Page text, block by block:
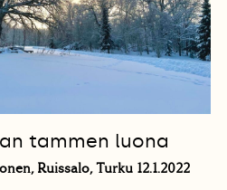
tammen luona
Ruissalo, Turku 12.1.2022